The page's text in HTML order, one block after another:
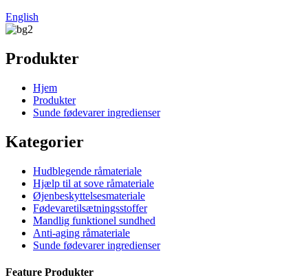
English
Produkter
Hjem
Produkter
Sunde fødevarer ingredienser
Kategorier
Hudblegende råmateriale
Hjælp til at sove råmateriale
Øjenbeskyttelsesmateriale
Fødevaretilsætningsstoffer
Mandlig funktionel sundhed
Anti-aging råmateriale
Sunde fødevarer ingredienser
Feature Produkter